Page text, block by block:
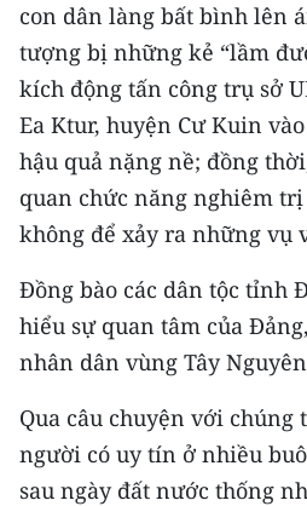
Media Kinh tế
Media Văn hóa
Media Xã hội
Media Pháp luật
Media Du lịch
Media Thế giới
Media Thể thao
Media Y tế
Media Khoa học - Công nghệ
con dân làng bất bình lên
tượng bị những kẻ “lầm
kích động tấn công trụ sở
Ea Ktur, huyện Cư Kuin
hậu quả nặng nề; đồng
quan chức năng nghiêm
không để xảy ra những vụ
Đồng bào các dân tộc tỉnh
hiểu sự quan tâm của
nhân dân vùng Tây
Qua câu chuyện với chúng
người có uy tín ở nhiều
sau ngày đất nước thống